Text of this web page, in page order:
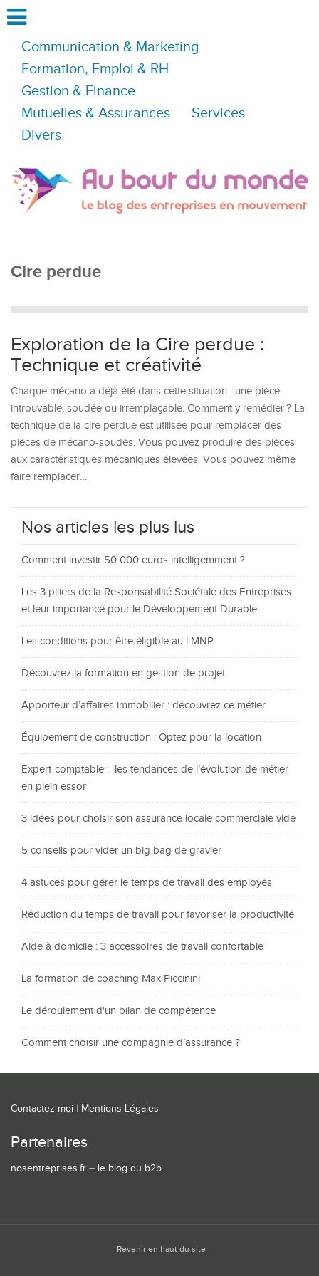
Communication & Marketing
Formation, Emploi & RH
Gestion & Finance
Mutuelles & Assurances
Services
Divers
Cire perdue
Exploration de la Cire perdue :
Technique et créativité
Chaque mécano a déjà été dans cette situation : une pièce
introuvable, soudée ou irremplaçable. Comment y remédier ? La
technique de la cire perdue est utilisée pour remplacer des
pièces de mécano-soudés. Vous pouvez produire des pièces
aux caractéristiques mécaniques élevées. Vous pouvez même
faire remplacer…
Nos articles les plus lus
Comment investir 50 000 euros intelligemment ?
Les 3 piliers de la Responsabilité Sociétale des Entreprises
et leur importance pour le Développement Durable
Les conditions pour être éligible au LMNP
Découvrez la formation en gestion de projet
Apporteur d’affaires immobilier : découvrez ce métier
Équipement de construction : Optez pour la location
Expert-comptable : les tendances de l’évolution de métier
en plein essor
3 idées pour choisir son assurance locale commerciale vide
5 conseils pour vider un big bag de gravier
4 astuces pour gérer le temps de travail des employés
Réduction du temps de travail pour favoriser la productivité
Aide à domicile : 3 accessoires de travail confortable
La formation de coaching Max Piccinini
Le déroulement d'un bilan de compétence
Comment choisir une compagnie d’assurance ?
Contactez-moi | Mentions Légales
Partenaires
nosentreprises.fr – le blog du b2b
Revenir en haut du site